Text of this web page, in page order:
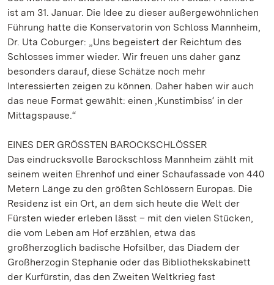
ist am 31. Januar. Die Idee zu dieser außergewöhnlichen
Führung hatte die Konservatorin von Schloss Mannheim,
Dr. Uta Coburger: „Uns begeistert der Reichtum des
Schlosses immer wieder. Wir freuen uns daher ganz
besonders darauf, diese Schätze noch mehr
Interessierten zeigen zu können. Daher haben wir auch
das neue Format gewählt: einen ‚Kunstimbiss‘ in der
Mittagspause.“
EINES DER GRÖSSTEN BAROCKSCHLÖSSER
Das eindrucksvolle Barockschloss Mannheim zählt mit
seinem weiten Ehrenhof und einer Schaufassade von 440
Metern Länge zu den größten Schlössern Europas. Die
Residenz ist ein Ort, an dem sich heute die Welt der
Fürsten wieder erleben lässt – mit den vielen Stücken,
die vom Leben am Hof erzählen, etwa das
großherzoglich badische Hofsilber, das Diadem der
Großherzogin Stephanie oder das Bibliothekskabinett
der Kurfürstin, das den Zweiten Weltkrieg fast